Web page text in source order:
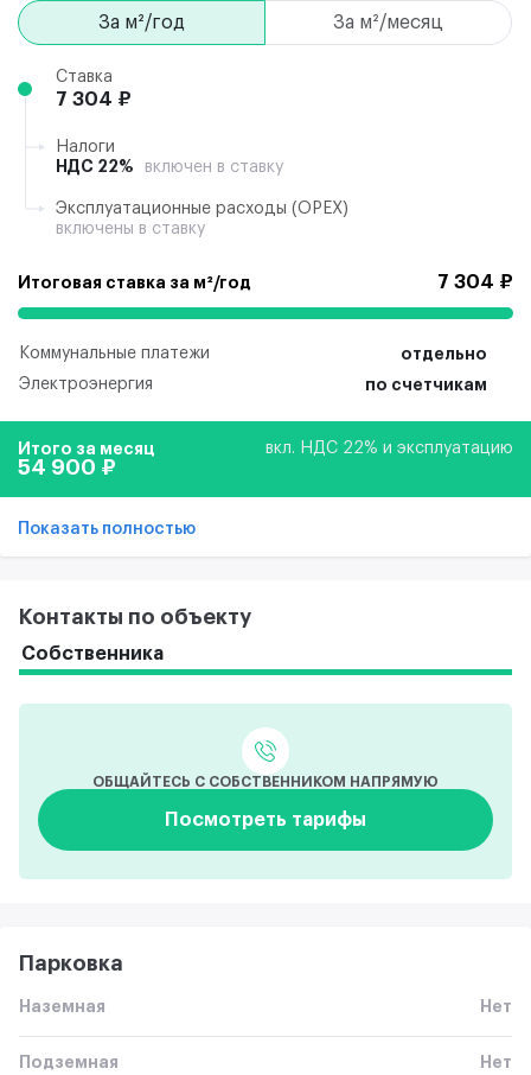
за м²/год за м²/месяц
Ставка
7 304 ₽
Налоги
НДС 22%
включен в ставку
Эксплуатационные расходы (ОРЕХ)
включены в ставку
Итоговая ставка за м²/год 7 304 ₽
Коммунальные платежи
отдельно
Электроэнергия
по счетчикам
Итого за месяц вкл. НДС 22% и эксплуатацию
54 900 ₽
Показать полностью
Контакты по объекту
Собственника
ОБЩАЙТЕСЬ С СОБСТВЕННИКОМ НАПРЯМУЮ
Посмотреть тарифы
Парковка
Наземная Нет
Подземная Нет